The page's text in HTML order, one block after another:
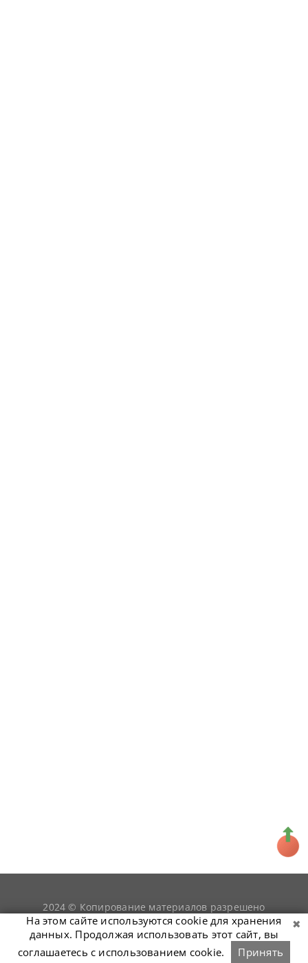
2024 © Копирование материалов разрешено
только при условии гиперссылки наsnookerist.ru
На этом сайте используются cookie для хранения
данных. Продолжая использовать этот сайт, вы
соглашаетесь с использованием cookie.
Принять